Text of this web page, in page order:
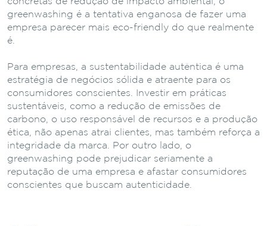
greenwashing é a tentativa enganosa de fazer uma
empresa parecer mais eco-friendly do que realmente
é.
Para empresas, a sustentabilidade autêntica é uma
estratégia de negócios sólida e atraente para os
consumidores conscientes. Investir em práticas
sustentáveis, como a redução de emissões de
carbono, o uso responsável de recursos e a produção
ética, não apenas atrai clientes, mas também reforça a
integridade da marca. Por outro lado, o
greenwashing pode prejudicar seriamente a
reputação de uma empresa e afastar consumidores
conscientes que buscam autenticidade.